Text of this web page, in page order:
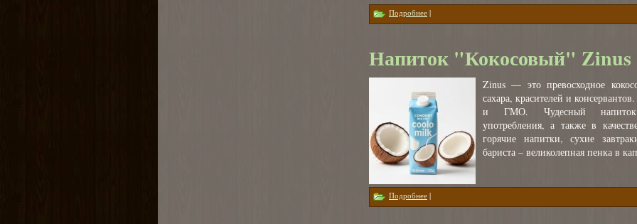
Подробнее о Напиток "Рисовый" Zinus 1л
|
Напиток "Кокосовый" Zinus
Zinus — это превосходное
сахара, красителей и
и ГМО. Чудесный напиток
употребления, а также в
горячие напитки, сухие
бариста – великолепная пенка в
Подробнее о Напиток "Кокосовый" Zinus 1л
|